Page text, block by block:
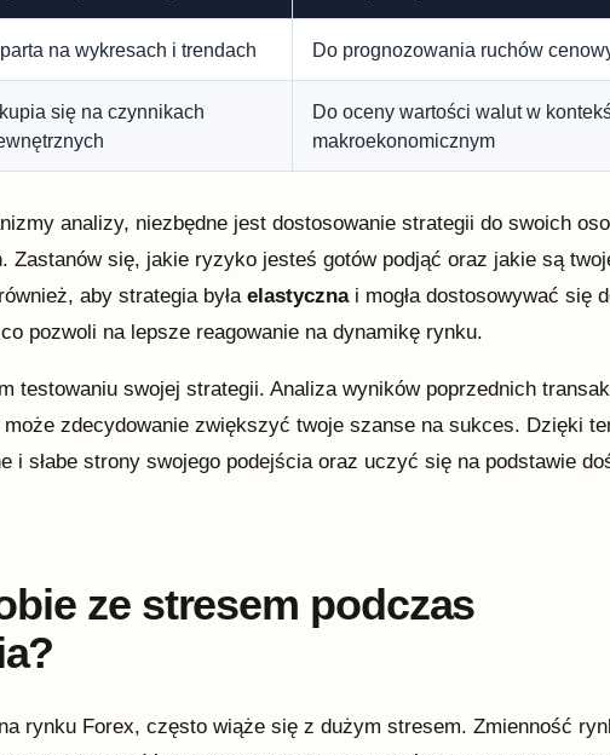
na wykresach i trendach Do prognozowania ruchów
się na czynnikach
Do oceny wartości walut w
makroekonomicznym
analizy, niezbędne jest dostosowanie strategii do swoich
Zastanów się, jakie ryzyko jesteś gotów podjąć oraz jakie są
aby strategia była elastycznai mogła dostosowywać się
pozwoli na lepsze reagowanie na dynamikę rynku.
testowaniu swojej strategii. Analiza wyników poprzednich
zdecydowanie zwiększyć twoje szanse na sukces. Dzięki
i słabe strony swojego podejścia oraz uczyć się na podstawie
ze stresem podczas
rynku Forex, często wiąże się z dużym stresem. Zmienność